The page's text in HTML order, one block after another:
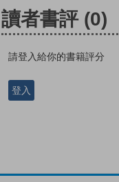
讀者書評 (0)
請登入給你的書籍評分
登入